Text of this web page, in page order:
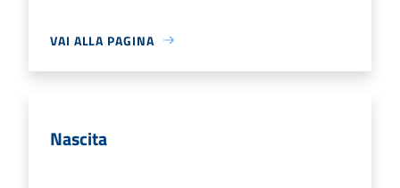
VAI ALLA PAGINA
Nascita